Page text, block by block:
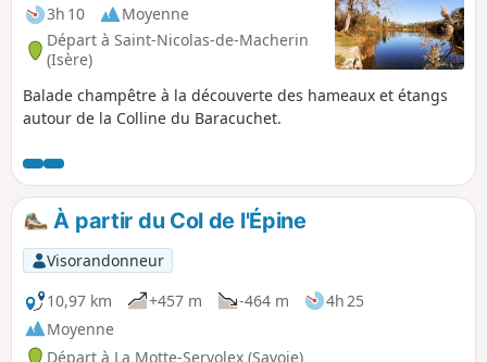
3h 10
Moyenne
Départ à Saint-Nicolas-de-Macherin
(Isère)
Balade champêtre à la découverte des hameaux et étangs
autour de la Colline du Baracuchet.
À partir du Col de l'Épine
Visorandonneur
10,97 km
+457 m -464 m
4h 25
Moyenne
Départ à La Motte-Servolex (Savoie)